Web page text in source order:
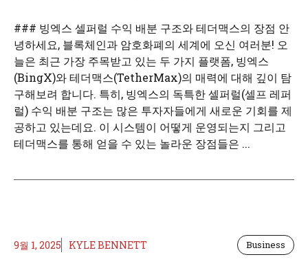
### 빙엑스 셀퍼럴 수익 배분 구조와 테더맥스의 장점 안
녕하세요, 블록체인과 암호화폐의 세계에 오신 여러분! 오
늘은 최근 가장 주목받고 있는 두 가지 플랫폼, 빙엑스
(BingX)와 테더맥스(TetherMax)의 매력에 대해 깊이 탐
구해보려 합니다. 특히, 빙엑스의 독특한 셀퍼럴(셀프 레퍼
럴) 수익 배분 구조는 많은 투자자들에게 새로운 기회를 제
공하고 있는데요. 이 시스템이 어떻게 운영되는지 그리고
테더맥스를 통해 얻을 수 있는 놀라운 장점들은 ...
9월 1, 2025 KYLE BENNETT Business